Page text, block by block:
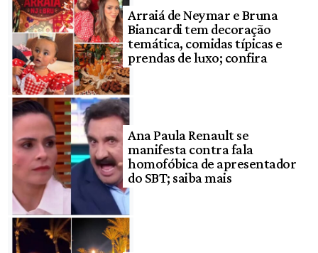
Arraiá de Neymar e Bruna
Biancardi tem decoração
temática, comidas típicas e
prendas de luxo; confira
Ana Paula Renault se
manifesta contra fala
homofóbica de apresentador
do SBT; saiba mais